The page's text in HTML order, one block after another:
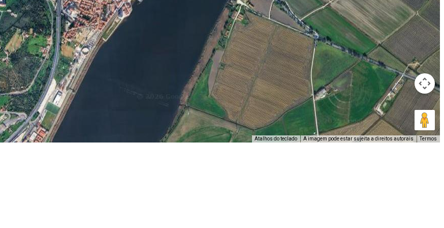
Atalhos do teclado A imagem pode estar sujeita a direitos autorais Termos